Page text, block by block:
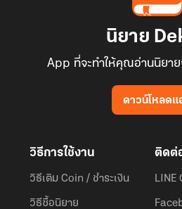
นิยาย
App ที่จะทำให้คุณอ่านนิยา
ดาวน์โหลดแ
วิธีการใช้งาน
วิธีเติม Coin / ชำระเงิน
วิธีซื้อนิยาย
ติดต่
LINE